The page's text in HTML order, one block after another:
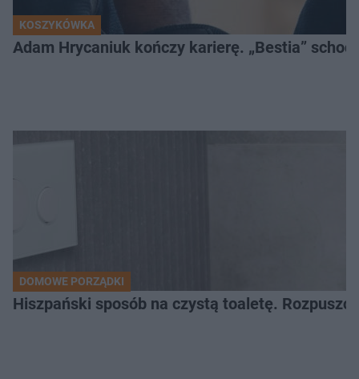
KOSZYKÓWKA
Adam Hrycaniuk kończy karierę. „Bestia”
DOMOWE PORZĄDKI
Hiszpański sposób na czystą toaletę.